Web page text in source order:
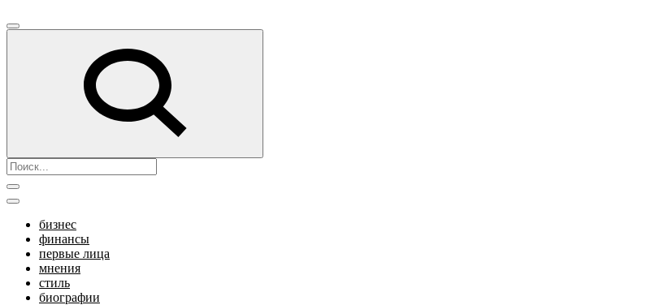
бизнес
финансы
первые лица
мнения
стиль
биографии